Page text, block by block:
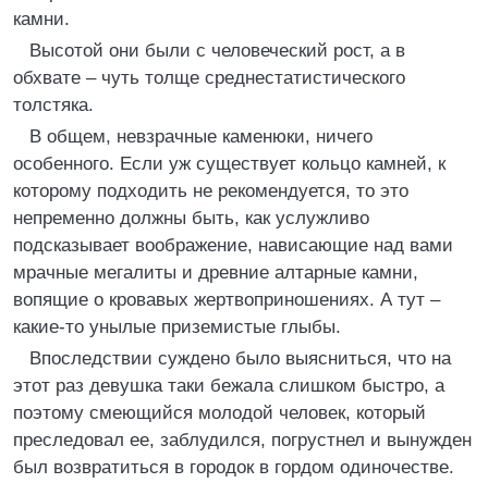
камни.
Высотой они были с человеческий рост, а в
обхвате – чуть толще среднестатистического
толстяка.
В общем, невзрачные каменюки, ничего
особенного. Если уж существует кольцо камней, к
которому подходить не рекомендуется, то это
непременно должны быть, как услужливо
подсказывает воображение, нависающие над вами
мрачные мегалиты и древние алтарные камни,
вопящие о кровавых жертвоприношениях. А тут –
какие-то унылые приземистые глыбы.
Впоследствии суждено было выясниться, что на
этот раз девушка таки бежала слишком быстро, а
поэтому смеющийся молодой человек, который
преследовал ее, заблудился, погрустнел и вынужден
был возвратиться в городок в гордом одиночестве.